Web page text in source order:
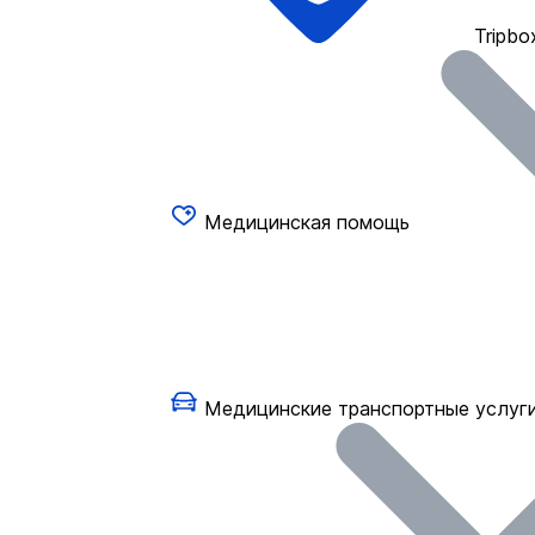
Медицинская помощь
Медицинские транспортные